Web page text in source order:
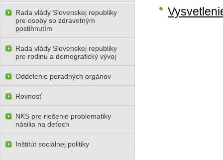
Rada vlády Slovenskej republiky
pre osoby so zdravotným
postihnutím
Rada vlády Slovenskej republiky
pre rodinu a demografický vývoj
Oddelenie poradných orgánov
Rovnosť
NKS pre riešenie problematiky
násilia na deťoch
Inštitút sociálnej politiky